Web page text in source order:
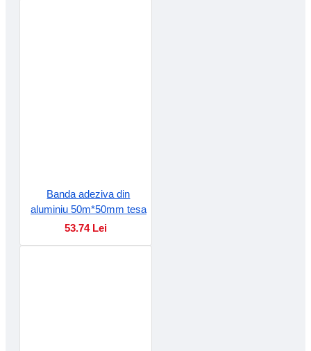
Banda adeziva din
aluminiu 50m*50mm tesa
53.74 Lei